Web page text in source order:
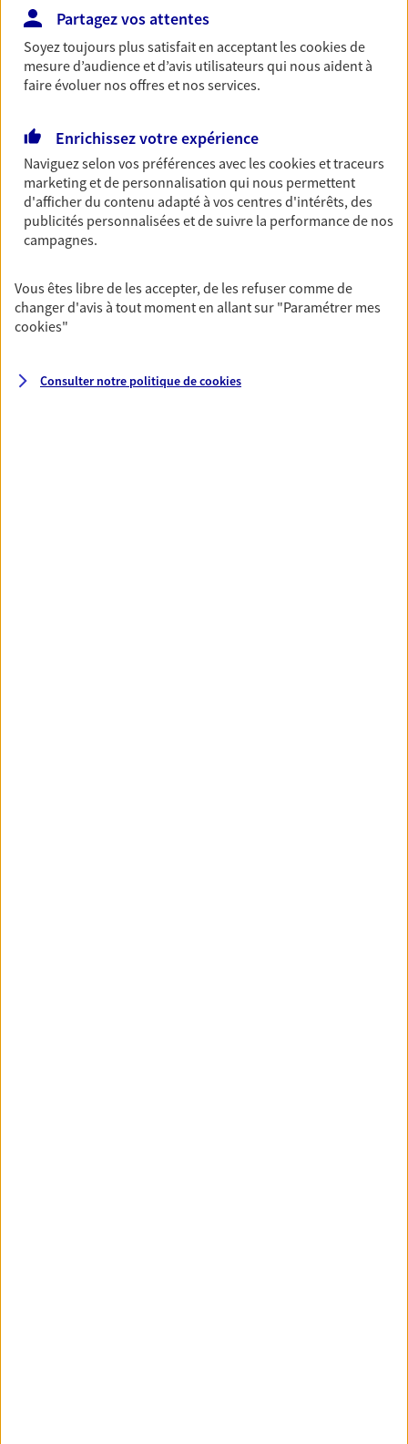
Garantie Accidents de la Vie
Bricoleuse, féru de jardinage, pâtissier en herbe
Accident, protégez votre qualité de vie et vos
revenus.
Découvrir l'offre Garantie Accidents de la Vie
OBTENIR UN TARIF EN LIGNE
Multirisque Entreprise
Gagnez en simplicité et en sérénité avec votre
équipements et stocks… sans oublier votre
Partagez vos attentes
Soyez toujours plus satisfait en acceptant lescookiesde
mesure d’audience et d’avis utilisateurs qui nous aident à
faire évoluer nos offres et nos services.
Enrichissez votre expérience
Naviguez selon vos préférences avec lescookies et traceurs
marketing et de personnalisation qui nous permettent
d'afficher du contenu adapté à vos centres d'intérêts, des
publicités personnalisées et de suivre la performance de nos
campagnes.
Vous êtes libre de les accepter, de les refuser comme de
changer d'avis à tout moment en allant sur "Paramétrer mes
cookies"
Consulter notre politique decookies